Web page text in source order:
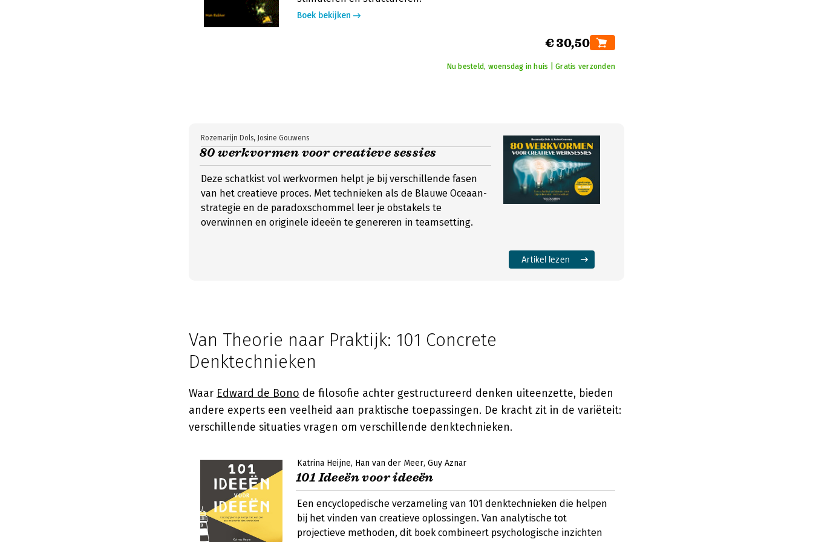
Boek bekijken
€ 30,50
Nu besteld, woensdag in huis | Gratis verzonden
80 werkvormen voor creatieve sessies
Rozemarijn Dols, Josine Gouwens
Deze schatkist vol werkvormen helpt je bij verschillende fasen
van het creatieve proces. Met technieken als de Blauwe Oceaan-
strategie en de paradoxschommel leer je obstakels te
overwinnen en originele ideeën te genereren in teamsetting.
Artikel lezen
Van Theorie naar Praktijk: 101 Concrete
Denktechnieken
Waar Edward de Bono de filosofie achter gestructureerd denken uiteenzette, bieden
andere experts een veelheid aan praktische toepassingen. De kracht zit in de variëteit:
verschillende situaties vragen om verschillende denktechnieken.
Katrina Heijne Han van der Meer Guy Aznar
101 Ideeën voor ideeën
Een encyclopedische verzameling van 101 denktechnieken die helpen
bij het vinden van creatieve oplossingen. Van analytische tot
projectieve methoden, dit boek combineert psychologische inzichten